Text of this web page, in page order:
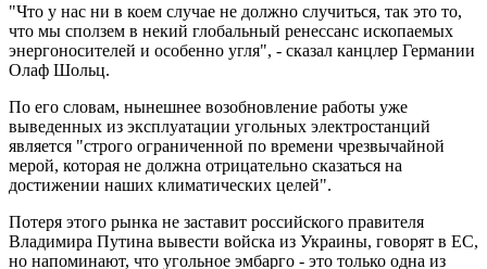
"Что у нас ни в коем случае не должно случиться, так это то,
что мы сползем в некий глобальный ренессанс ископаемых
энергоносителей и особенно угля", - сказал канцлер Германии
Олаф Шольц.
По его словам, нынешнее возобновление работы уже
выведенных из эксплуатации угольных электростанций
является "строго ограниченной по времени чрезвычайной
мерой, которая не должна отрицательно сказаться на
достижении наших климатических целей".
Потеря этого рынка не заставит российского правителя
Владимира Путина вывести войска из Украины, говорят в ЕС,
но напоминают, что угольное эмбарго - это только одна из